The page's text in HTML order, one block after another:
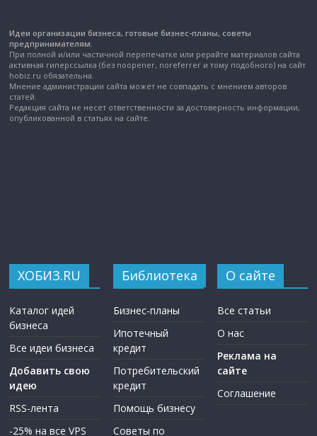
Идеи организации бизнеса, готовые бизнес-планы, советы
предпринимателям.
При полной и/или частичной перепечатке или рерайте материалов сайта
активная гиперссылка (без noopener, noreferrer и тому подобного) на сайт
hobiz.ru обязательна.
Мнение администрации сайта может не совпадать с мнением авторов
статей.
Редакция сайта не несет ответственности за достоверность информации,
опубликованной в статьях на сайте.
ХОБИЗ.RU
Каталог идей
бизнеса
Все идеи бизнеса
Добавить свою
идею
RSS-лента
-25% на все VPS
Библиотека
Бизнес-планы
Ипотечный
кредит
Потребительский
кредит
Помощь бизнесу
Советы по
О сайте
Все статьи
О нас
Реклама на
сайте
Соглашение